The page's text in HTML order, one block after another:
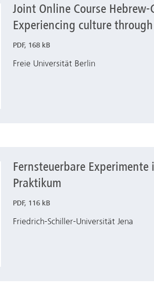
Course Hebrew-German –
Joint Online Course Hebrew-
Experiencing culture
PDF, 168 kB
Freie Universität Berlin
Experimente im MSc Photonics
Fernsteuerbare Experimente
Praktikum
PDF, 116 kB
Friedrich-Schiller-Universität Jena